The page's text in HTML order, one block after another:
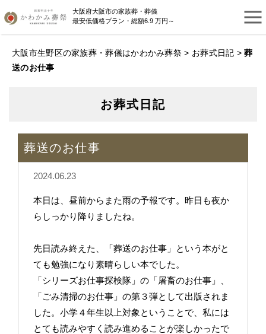
大阪府大阪市の家族葬・葬儀
最安低価格プラン・総額6.9 万円～
大阪市生野区の家族葬・葬儀はかわかみ葬祭 > お葬式日記 >葬
送のお仕事
お葬式日記
葬送のお仕事
2024.06.23
本日は、昼前からまた雨の予報です。昨日も夜か
らしっかり降りましたね。
先日読み終えた、「葬送のお仕事」という本がと
ても勉強になり素晴らしい本でした。
「シリーズお仕事探検隊」の「屠畜のお仕事」、
「ごみ清掃のお仕事」の第３弾として出版されま
した。小学４年生以上対象ということで、私には
とても読みやすく読み進めることが楽しかったで